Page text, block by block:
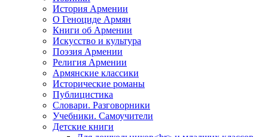
История Армении
О Геноциде Армян
Книги об Армении
Иcкусство и культура
Поэзия Армении
Религия Армении
Армянские классики
Исторические романы
Публицистика
Словари. Разговорники
Учебники. Самоучители
Детские книги